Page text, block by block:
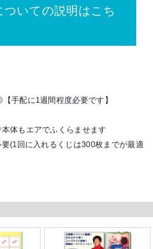
いての説明はこち
手配に1週間程度必要です】
体もエアでふくらませます
(1回に入れるくじは300枚までが最適